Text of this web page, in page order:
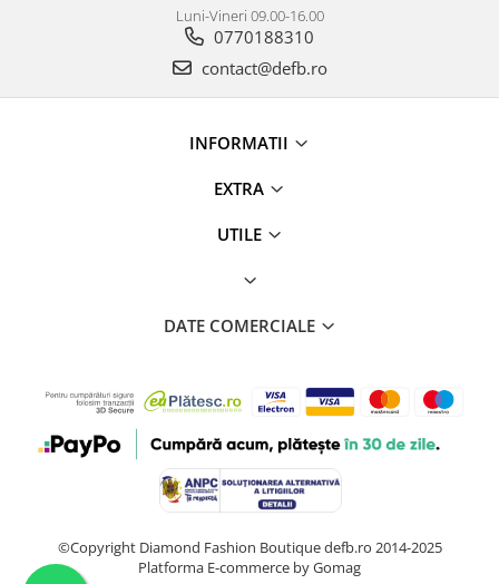
Luni-Vineri 09.00-16.00
0770188310
contact@defb.ro
INFORMATII
EXTRA
UTILE
DATE COMERCIALE
©Copyright Diamond Fashion Boutique defb.ro 2014-2025
Platforma E-commerce by Gomag